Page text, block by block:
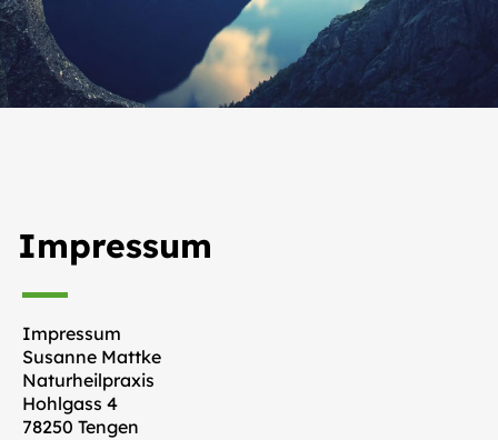
Impressum
Impressum
Susanne Mattke
Naturheilpraxis
Hohlgass 4
78250 Tengen